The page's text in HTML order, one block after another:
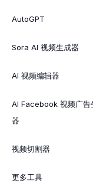
AutoGPT
Sora AI 视频生成器
AI 视频编辑器
AI Facebook 视频广告
器
视频切割器
更多工具